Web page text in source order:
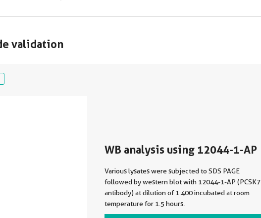
validation
WB analysis using 12044-1-AP
Various lysates were subjected to SDS PAGE
followed by western blot with 12044-1-AP (PCSK7
antibody) at dilution of 1:400 incubated at room
temperature for 1.5 hours.